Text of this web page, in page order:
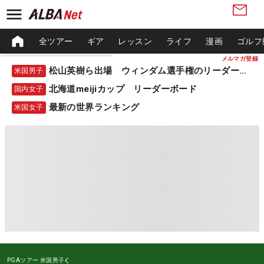
メルマガ登録
全ツアー ギア レッスン ライフ 漫画 ゴル
米国男子 松山英樹ら出場 ウィンダム選手権のリーダーボード
国内女子 北海道meijiカップ リーダーボード
米国女子 最新の世界ランキング
PGAツアー 米国男子